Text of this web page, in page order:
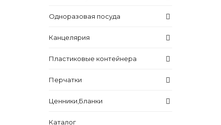
Одноразовая посуда
Канцелярия
Пластиковые контейнера
Перчатки
Ценники,Бланки
Каталог